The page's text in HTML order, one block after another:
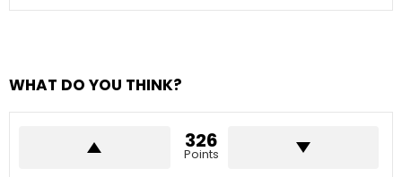
WHAT DO YOU THINK?
326
Points